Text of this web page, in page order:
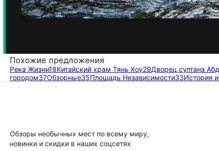
Похожие предложения
Река Жизни18Китайский храм Тянь Хоу29Дворец султана
городом37Обзорные35Площадь Независимости33История
Обзоры необычных мест по всему миру,
новинки и скидки в наших соцсетях